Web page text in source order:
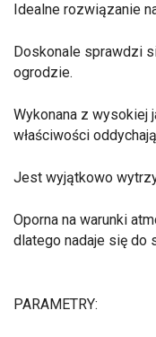
Idealne rozwiązanie
Doskonale sprawdzi
ogrodzie.
Wykonana z wysokiej
właściwości
Jest wyjątkowo
Oporna na warunki
dlatego nadaje się do
PARAMETRY: